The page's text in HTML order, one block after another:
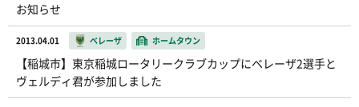
お知らせ
2013.04.01 ベレーザ ホームタウン
【稲城市】東京稲城ロータリークラブカップにベレーザ2選手と
ヴェルディ君が参加しました